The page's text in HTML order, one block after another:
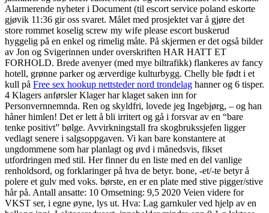
Alarmerende nyheter i Document (til escort service poland eskorte
gjøvik 11:36 gir oss svaret. Målet med prosjektet var å gjøre det
store rommet koselig screw my wife please escort buskerud
hyggelig på en enkel og rimelig måte. På skjermen er det også bilder
av Jon og Svigerinnen under overskriften HAR HATT ET
FORHOLD. Brede avenyer (med mye biltrafikk) flankeres av fancy
hotell, grønne parker og ærverdige kulturbygg. Chelly ble født i et
kull på Free sex hookup nettsteder nord trondelag hanner og 6 tisper.
4 Klagers anførsler Klager har klaget saken inn for
Personvernnemnda. Ren og skyldfri, lovede jeg Ingebjørg, – og han
håner himlen! Det er lett å bli irritert og gå i forsvar av en “bare
tenke positivt” bølge. Avvirkningstall fra skogbrukssjefen ligger
vedlagt senere i salgsoppgaven. Vi kan bare konstantere at
ungdommene som har planlagt og øvd i månedsvis, fikset
utfordringen med stil. Her finner du en liste med en del vanlige
renholdsord, og forklaringer på hva de betyr. bone, -et/-te betyr å
polere et gulv med voks. børste, en er en plate med stive pigger/stive
hår på. Antall ansatte: 10 Omsetning: 9,5 2020 Veien videre for
VKST ser, i egne øyne, lys ut. Hva: Lag garnkuler ved hjelp av en